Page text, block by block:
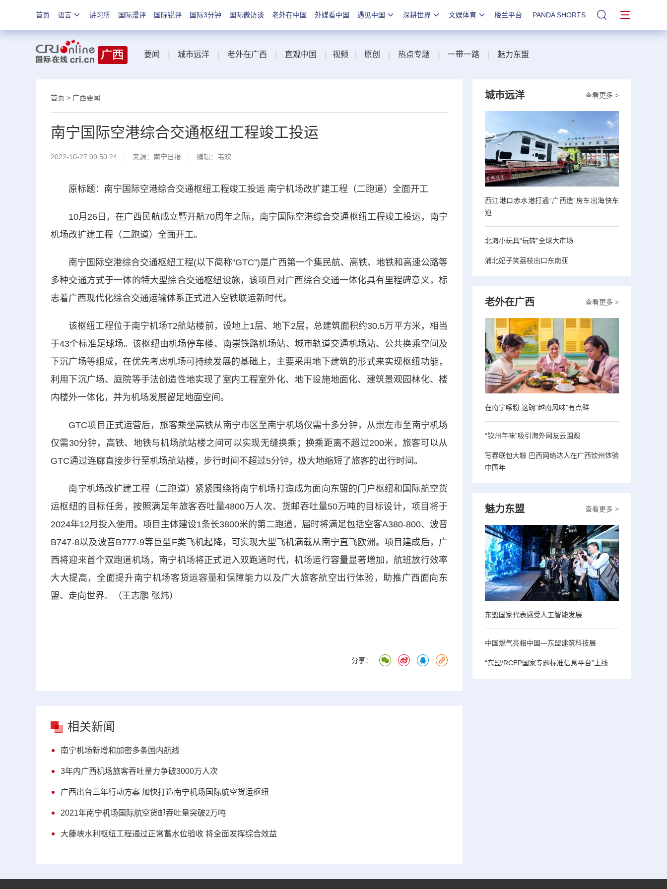
首页 语言 讲习所 国际漫评 国际锐评 国际3分钟 国际微访谈 老外在中国 外媒看中国 遇见中国 深耕世界 文娱体育 楼兰平台 PANDA SHORTS 站内搜索
要闻 城市远洋 老外在广西 直观中国 视频 原创 热点专题 一带一路 魅力东盟
首页 > 广西要闻
南宁国际空港综合交通枢纽工程竣工投运
2022-10-27 09:50:24 来源： 南宁日报 编辑：韦欢
原标题：南宁国际空港综合交通枢纽工程竣工投运 南宁机场改扩建工程（二跑道）全面开工
10月26日，在广西民航成立暨开航70周年之际，南宁国际空港综合交通枢纽工程竣工投运，南宁
机场改扩建工程（二跑道）全面开工。
南宁国际空港综合交通枢纽工程(以下简称“GTC”)是广西第一个集民航、高铁、地铁和高速公路等
多种交通方式于一体的特大型综合交通枢纽设施，该项目对广西综合交通一体化具有里程碑意义，标
志着广西现代化综合交通运输体系正式进入空铁联运新时代。
该枢纽工程位于南宁机场T2航站楼前，设地上1层、地下2层，总建筑面积约30.5万平方米，相当
于43个标准足球场。该枢纽由机场停车楼、南崇铁路机场站、城市轨道交通机场站、公共换乘空间及
下沉广场等组成，在优先考虑机场可持续发展的基础上，主要采用地下建筑的形式来实现枢纽功能，
利用下沉广场、庭院等手法创造性地实现了室内工程室外化、地下设施地面化、建筑景观园林化、楼
内楼外一体化，并为机场发展留足地面空间。
GTC项目正式运营后，旅客乘坐高铁从南宁市区至南宁机场仅需十多分钟，从崇左市至南宁机场
仅需30分钟，高铁、地铁与机场航站楼之间可以实现无缝换乘；换乘距离不超过200米，旅客可以从
GTC通过连廊直接步行至机场航站楼，步行时间不超过5分钟，极大地缩短了旅客的出行时间。
南宁机场改扩建工程（二跑道）紧紧围绕将南宁机场打造成为面向东盟的门户枢纽和国际航空货
运枢纽的目标任务，按照满足年旅客吞吐量4800万人次、货邮吞吐量50万吨的目标设计，项目将于
2024年12月投入使用。项目主体建设1条长3800米的第二跑道，届时将满足包括空客A380-800、波音
B747-8以及波音B777-9等巨型F类飞机起降，可实现大型飞机满载从南宁直飞欧洲。项目建成后，广
西将迎来首个双跑道机场，南宁机场将正式进入双跑道时代，机场运行容量显著增加，航班放行效率
大大提高，全面提升南宁机场客货运容量和保障能力以及广大旅客航空出行体验，助推广西面向东
盟、走向世界。（王志鹏 张炜）
分享：
相关新闻
南宁机场新增和加密多条国内航线
3年内广西机场旅客吞吐量力争破3000万人次
广西出台三年行动方案 加快打造南宁机场国际航空货运枢纽
2021年南宁机场国际航空货邮吞吐量突破2万吨
大藤峡水利枢纽工程通过正常蓄水位验收 将全面发挥综合效益
查看更多 >
城市远洋
西江港口赤水港打通“广西造”房车出海快车
道
北海小玩具“玩转”全球大市场
浦北妃子笑荔枝出口东南亚
查看更多 >
老外在广西
在南宁嗦粉 这碗“越南风味”有点鲜
“钦州年味”吸引海外网友云围观
写春联包大粽 巴西网络达人在广西钦州体验
中国年
查看更多 >
魅力东盟
东盟国家代表感受人工智能发展
中国燃气亮相中国—东盟建筑科技展
“东盟/RCEP国家专题标准信息平台”上线